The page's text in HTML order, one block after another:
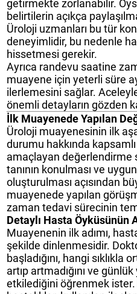
getirmekte zorlanabilir.
belirtilerin açıkça
Üroloji uzmanları bu tür
deneyimlidir, bu nedenle
hissetmesi gerekir.
Ayrıca randevu saatine
muayene için yeterli süre
ilerlemesini sağlar.
önemli detayların gözden
İlk Muayenede Yapılan
Üroloji muayenesinin ilk
durumu hakkında
amaçlayan değerlendirme
tanının konulması ve
oluşturulması açısından
muayenede yapılan
zaman tedavi sürecinin
Detaylı Hasta Öyküsünün
Muayenenin ilk adımı,
şekilde dinlenmesidir.
başladığını, hangi sıklıkla
artıp artmadığını ve
etkilediğini öğrenmek ister.